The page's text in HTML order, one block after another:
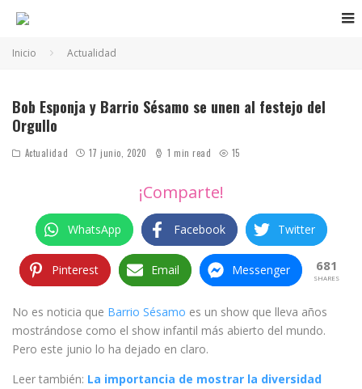
Inicio Actualidad
Bob Esponja y Barrio Sésamo se unen al festejo del
Orgullo
Actualidad 17 junio, 2020 1 min read 15
¡Comparte!
WhatsApp Facebook Twitter
Pinterest Email Messenger 681
SHARES
No es noticia que Barrio Sésamo es un show que lleva años
mostrándose como el show infantil más abierto del mundo.
Pero este junio lo ha dejado en claro.
Leer también: La importancia de mostrar la diversidad